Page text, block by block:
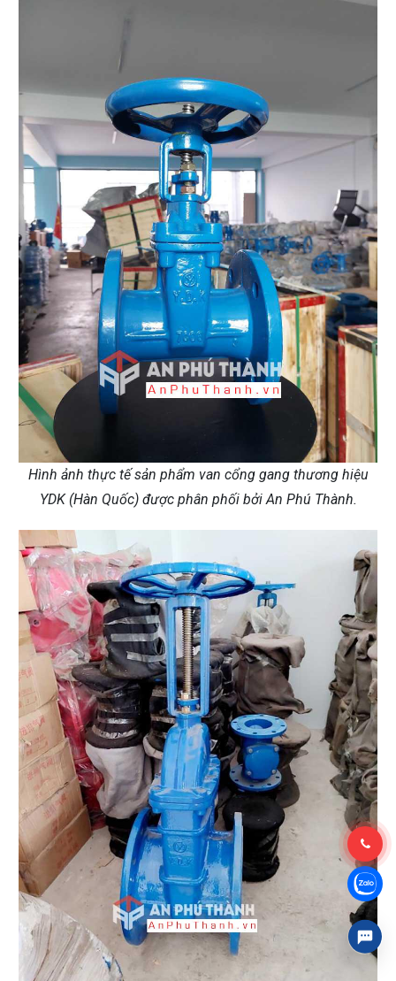
Hình ảnh thực tế sản phẩm van cổng gang thương hiệu
YDK (Hàn Quốc) được phân phối bởi An Phú Thành.